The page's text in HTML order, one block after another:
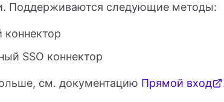
Поддерживаются следующие методы:
SSO коннектор
см. документацию Прямой вход